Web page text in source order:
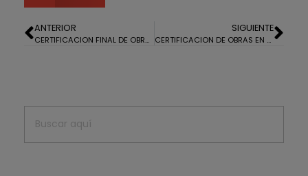
ANTERIOR
CERTIFICACION FINAL DE OBRAS PARA EL BANCO
SIGUIENTE
CERTIFICACION DE OBRAS EN LA MONACILLA